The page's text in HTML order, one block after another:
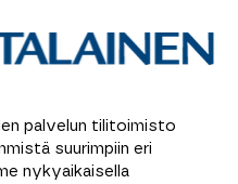
palvelun tilitoimisto
suurimpiin eri
nykyaikaisella